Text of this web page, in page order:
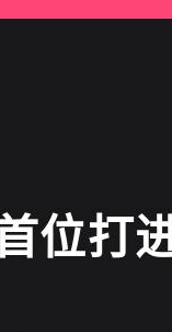
位打